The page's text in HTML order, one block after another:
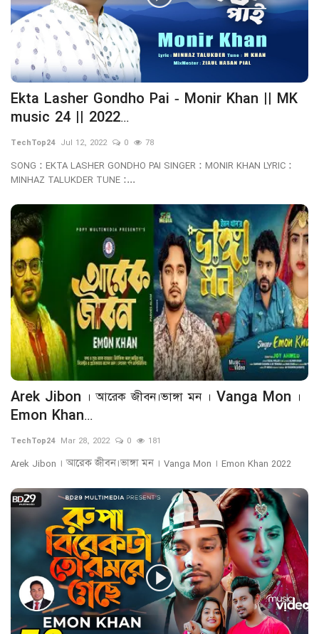
Ekta Lasher Gondho Pai - Monir Khan || MK
music 24 || 2022...
TechTop24 Jul 12, 2022 0 78
SONG : EKTA LASHER GONDHO PAI SINGER : MONIR KHAN LYRIC :
MINHAZ TALUKDER TUNE :...
Arek Jibon । আরেক জীবন।ভাঙ্গা মন । Vanga Mon ।
Emon Khan...
TechTop24 Mar 28, 2022 0 181
Arek Jibon । আরেক জীবন।ভাঙ্গা মন । Vanga Mon । Emon Khan 2022